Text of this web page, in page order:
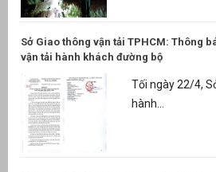
Sở Giao thông vận tải TPHCM: Thông
vận tải hành khách đường bộ
Tối ngày 22/4,
hành...